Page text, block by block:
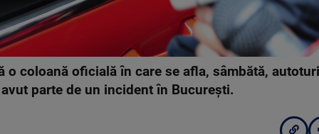
coloană oficială în care se afla, sâmbătă,
parte de un incident în București.